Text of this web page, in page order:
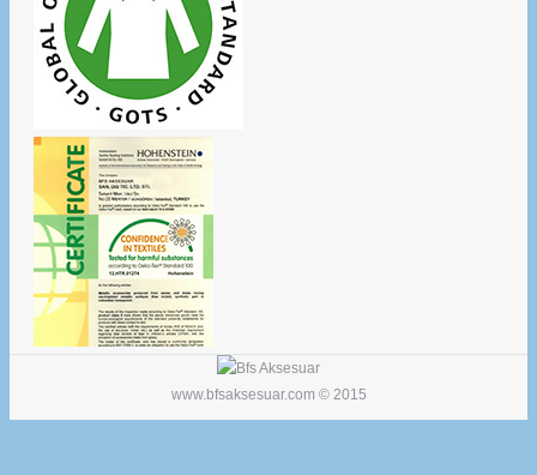
www.bfsaksesuar.com © 2015